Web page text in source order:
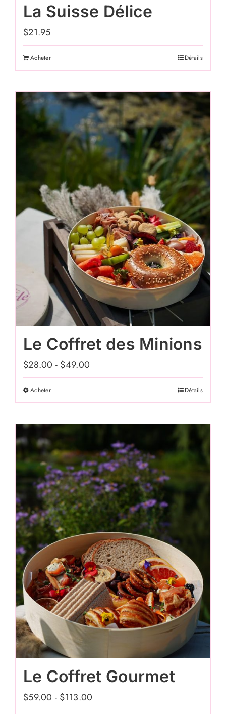
La Suisse Délice
$21.95
Acheter Détails
Le Coffret des Minions
$28.00 - $49.00
AcheterCe
produit
a
variations.
Les
options
peuvent
être
choisies
sur
la
page
du
produit
Détails
Le Coffret Gourmet
$59.00 - $113.00